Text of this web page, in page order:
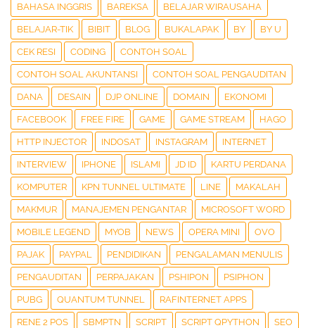
BAHASA INGGRIS BAREKSA BELAJAR WIRAUSAHA
BELAJAR-TIK BIBIT BLOG BUKALAPAK BY BY U
CEK RESI CODING CONTOH SOAL
CONTOH SOAL AKUNTANSI CONTOH SOAL PENGAUDITAN
DANA DESAIN DJP ONLINE DOMAIN EKONOMI
FACEBOOK FREE FIRE GAME GAME STREAM HAGO
HTTP INJECTOR INDOSAT INSTAGRAM INTERNET
INTERVIEW IPHONE ISLAMI JD ID KARTU PERDANA
KOMPUTER KPN TUNNEL ULTIMATE LINE MAKALAH
MAKMUR MANAJEMEN PENGANTAR MICROSOFT WORD
MOBILE LEGEND MYOB NEWS OPERA MINI OVO
PAJAK PAYPAL PENDIDIKAN PENGALAMAN MENULIS
PENGAUDITAN PERPAJAKAN PSHIPON PSIPHON
PUBG QUANTUM TUNNEL RAFINTERNET APPS
RENE 2 POS SBMPTN SCRIPT SCRIPT QPYTHON SEO